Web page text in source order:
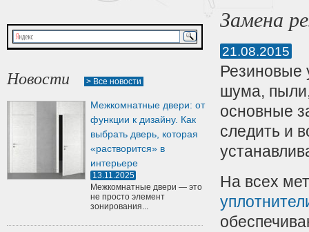
Уплотнитель для деревянных окон
Артикул:УМ.БиК-0062.IV.б
Уплотнитель лоджиевый для (4, 5, 6 мм)
Уплотнитель для деревянных дверей
Артикул:
Новости > Все новости
Межкомнатные двери: от
функции к дизайну. Как
выбрать дверь, которая
«растворится» в
интерьере
13.11.2025
Межкомнатные двери — это
не просто элемент
зонирования...
Замена
21.08.2015
Резиновые
шума, пыли,
основные
следить и
На всех